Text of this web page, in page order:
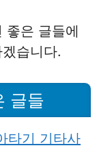
좋은 글들에
습니다.
글들
타기 기타사